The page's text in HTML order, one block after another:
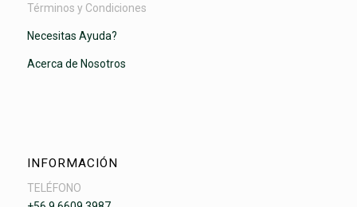
Términos y Condiciones
Necesitas Ayuda?
Acerca de Nosotros
INFORMACIÓN
TELÉFONO